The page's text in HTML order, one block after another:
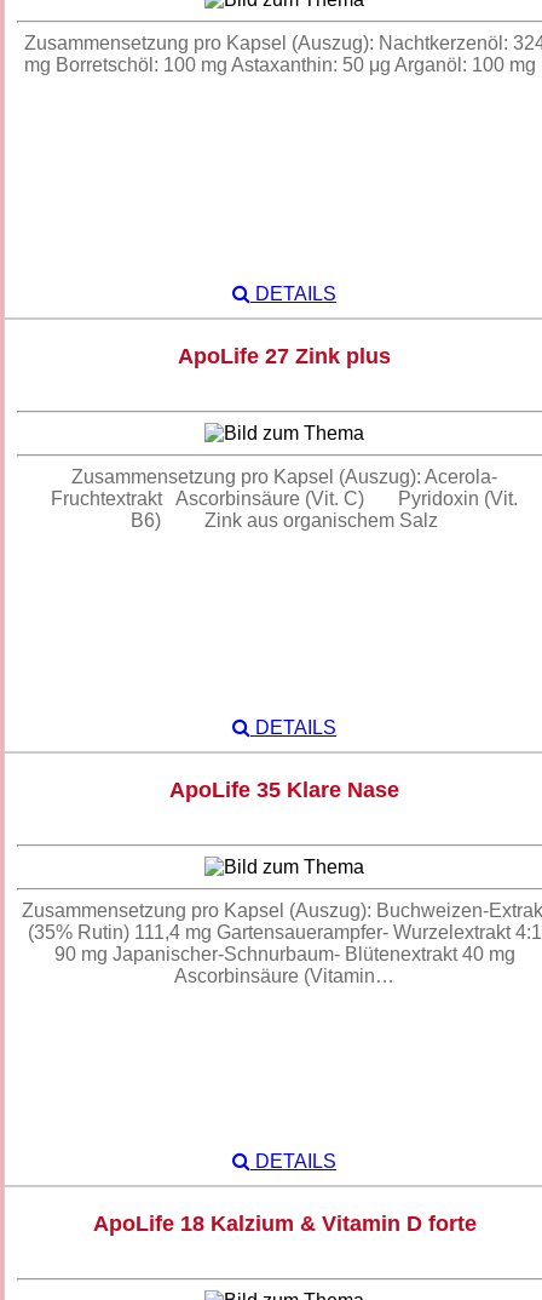
Zusammensetzung pro Kapsel (Auszug): Nachtkerzenöl:
mg Borretschöl: 100 mg Astaxanthin: 50 μg Arganöl: 100
DETAILS
ApoLife 27 Zink plus
Zusammensetzung pro Kapsel (Auszug): Acerola-
Fruchtextrakt Ascorbinsäure (Vit. C) Pyridoxin (Vit.
B6) Zink aus organischem Salz
DETAILS
ApoLife 35 Klare Nase
Zusammensetzung pro Kapsel (Auszug): Buchweizen-
(35% Rutin) 111,4 mg Gartensauerampfer- Wurzelextrakt 4:1
90 mg Japanischer-Schnurbaum- Blütenextrakt 40 mg
Ascorbinsäure (Vitamin…
DETAILS
ApoLife 18 Kalzium & Vitamin D forte